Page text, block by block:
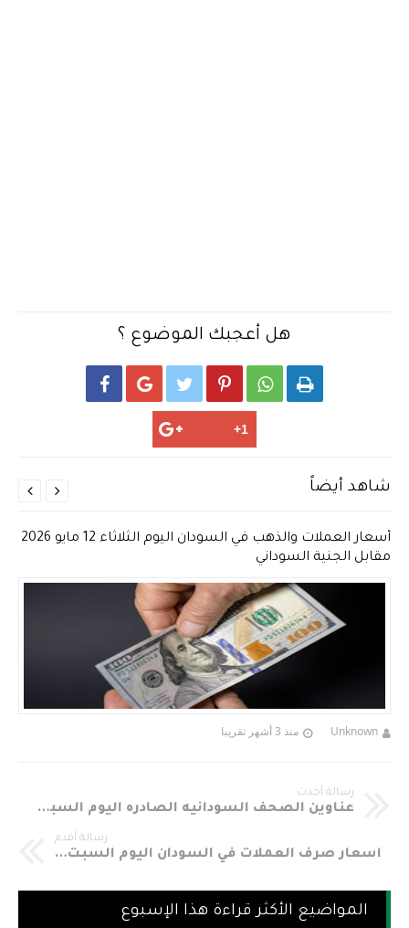
هل أعجبك الموضوع ؟
     
شاهد أيضاً
أسعار العملات والذهب في السودان اليوم الثلاثاء 12 مايو 2026
مقابل الجنية السوداني
Unknown منذ 3 أشهر تقريبا


رسالة أحدث
عناوين الصحف السودانيه الصادره اليوم السبت 23-9-2017‏‏‏‏
رسالة أقدم
أسعار صرف العملات في السودان اليوم السبت 23-9-2017 في السوق الموازي مقابل الجنيه السوداني
المواضيع الأكثر قراءة هذا الإسبوع